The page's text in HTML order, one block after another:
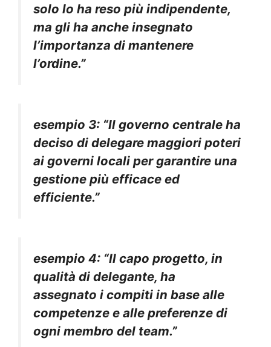
solo lo ha reso più indipendente,
ma gli ha anche insegnato
l’importanza di mantenere
l’ordine.”
esempio 3: “Il governo centrale ha
deciso di delegare maggiori poteri
ai governi locali per garantire una
gestione più efficace ed
efficiente.”
esempio 4: “Il capo progetto, in
qualità di delegante, ha
assegnato i compiti in base alle
competenze e alle preferenze di
ogni membro del team.”